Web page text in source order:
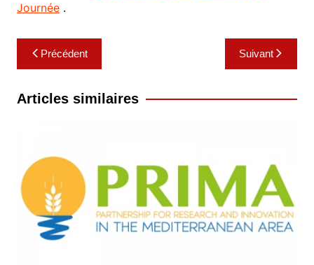
Journée.
Navigation
de
l’article
Précédent Suivant
Articles similaires